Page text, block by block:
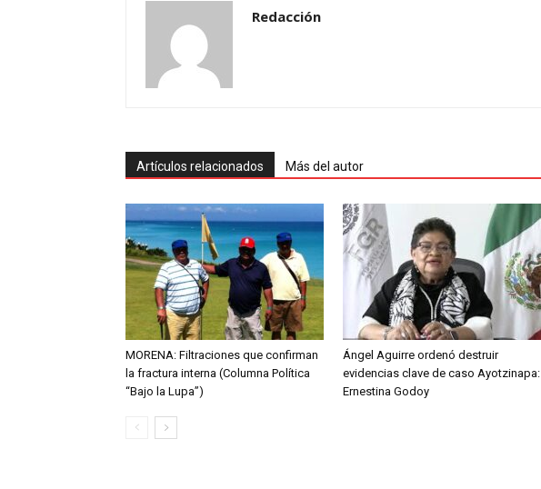
Redacción
Artículos relacionados Más del autor
MORENA: Filtraciones que confirman
la fractura interna (Columna Política
“Bajo la Lupa”)
Ángel Aguirre ordenó destruir
evidencias clave de caso Ayotzinapa:
Ernestina Godoy